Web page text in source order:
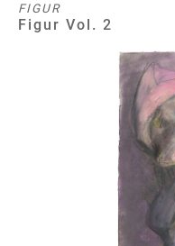
FIGUR
Figur Vol. 2